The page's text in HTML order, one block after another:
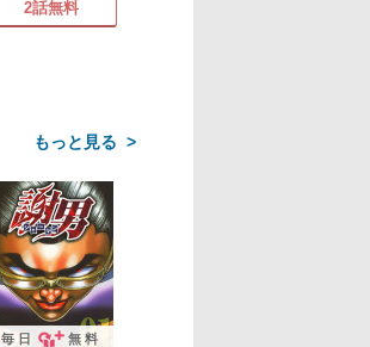
2話無料
>
毎日 無料